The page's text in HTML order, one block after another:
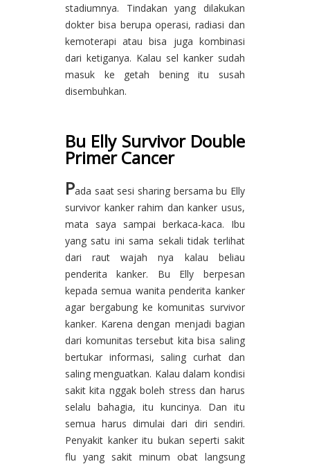
stadiumnya. Tindakan yang dilakukan
dokter bisa berupa operasi, radiasi dan
kemoterapi atau bisa juga kombinasi
dari ketiganya. Kalau sel kanker sudah
masuk ke getah bening itu susah
disembuhkan.
Bu Elly Survivor Double
Primer Cancer
Pada saat sesi sharing bersama bu Elly
survivor kanker rahim dan kanker usus,
mata saya sampai berkaca-kaca. Ibu
yang satu ini sama sekali tidak terlihat
dari raut wajah nya kalau beliau
penderita kanker. Bu Elly berpesan
kepada semua wanita penderita kanker
agar bergabung ke komunitas survivor
kanker. Karena dengan menjadi bagian
dari komunitas tersebut kita bisa saling
bertukar informasi, saling curhat dan
saling menguatkan. Kalau dalam kondisi
sakit kita nggak boleh stress dan harus
selalu bahagia, itu kuncinya. Dan itu
semua harus dimulai dari diri sendiri.
Penyakit kanker itu bukan seperti sakit
flu yang sakit minum obat langsung